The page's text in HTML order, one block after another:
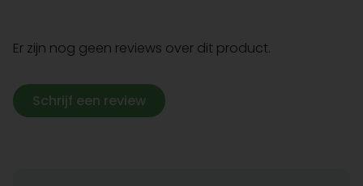
Er zijn nog geen reviews over dit product.
Schrijf een review